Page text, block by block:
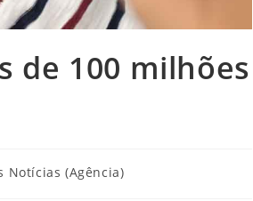
de 100 milhões
Notícias (Agência)